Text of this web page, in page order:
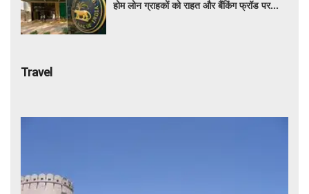
होम लोन ग्राहकों को राहत और बैंकिंग फ्रॉड पर
Travel